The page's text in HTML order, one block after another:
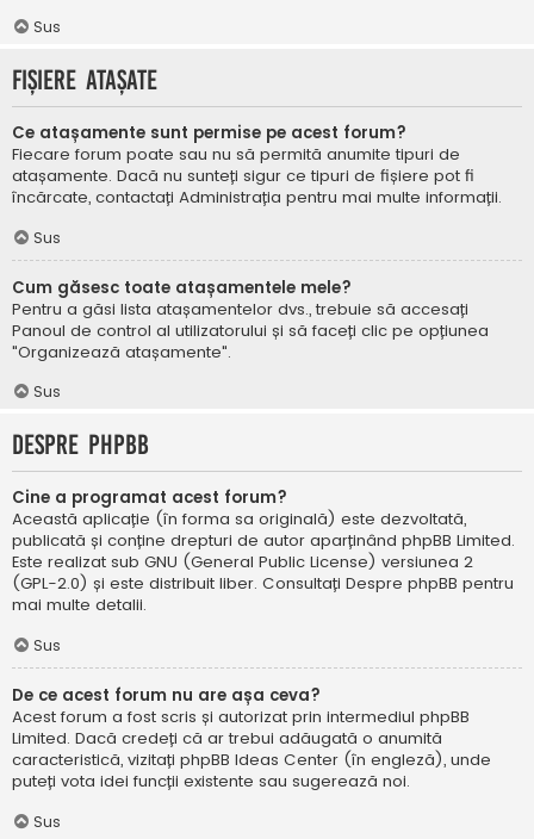
Sus
Fișiere atașate
Ce atașamente sunt permise pe acest forum?
Fiecare forum poate sau nu să permită anumite tipuri de
atașamente. Dacă nu sunteți sigur ce tipuri de fișiere pot fi
încărcate, contactați Administrația pentru mai multe informații.
Sus
Cum găsesc toate atașamentele mele?
Pentru a găsi lista atașamentelor dvs., trebuie să accesați
Panoul de control al utilizatorului și să faceți clic pe opțiunea
"Organizează atașamente".
Sus
Despre phpBB
Cine a programat acest forum?
Această aplicație (în forma sa originală) este dezvoltată,
publicată și conține drepturi de autor aparținând phpBB Limited.
Este realizat sub GNU (General Public License) versiunea 2
(GPL-2.0) și este distribuit liber. Consultați Despre phpBB pentru
mai multe detalii.
Sus
De ce acest forum nu are așa ceva?
Acest forum a fost scris și autorizat prin intermediul phpBB
Limited. Dacă credeți că ar trebui adăugată o anumită
caracteristică, vizitați phpBB Ideas Center (în engleză), unde
puteți vota idei funcții existente sau sugerează noi.
Sus